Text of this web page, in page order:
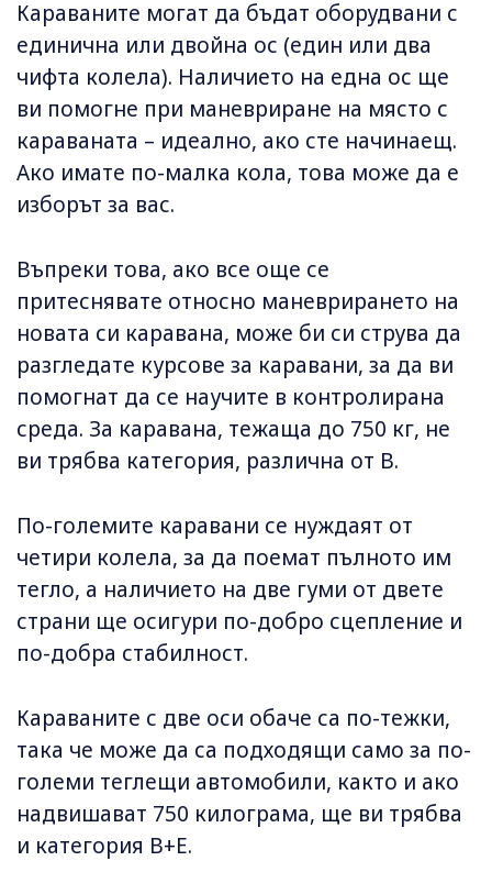
Караваните могат да бъдат оборудвани с
единична или двойна ос (един или два
чифта колела). Наличието на една ос ще
ви помогне при маневриране на място с
караваната – идеално, ако сте начинаещ.
Ако имате по-малка кола, това може да е
изборът за вас.
Въпреки това, ако все още се
притеснявате относно маневрирането на
новата си каравана, може би си струва да
разгледате курсове за каравани, за да ви
помогнат да се научите в контролирана
среда. За каравана, тежаща до 750 кг, не
ви трябва категория, различна от В.
По-големите каравани се нуждаят от
четири колела, за да поемат пълното им
тегло, а наличието на две гуми от двете
страни ще осигури по-добро сцепление и
по-добра стабилност.
Караваните с две оси обаче са по-тежки,
така че може да са подходящи само за по-
големи теглещи автомобили, както и ако
надвишават 750 килограма, ще ви трябва
и категория B+E.